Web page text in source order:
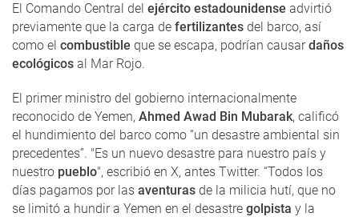
El Comando Central del ejército estadounidense advirtió
previamente que la carga de fertilizantes del barco, así
como el combustible que se escapa, podrían causardaños
ecológicos al Mar Rojo.
El primer ministro del gobierno internacionalmente
reconocido de Yemen, Ahmed Awad Bin Mubarak, calificó
el hundimiento del barco como “un desastre ambiental sin
precedentes”. "Es un nuevo desastre para nuestro país y
nuestro pueblo", escribió en X, antes Twitter. “Todos los
días pagamos por las aventuras de la milicia hutí, que no
se limitó a hundir a Yemen en el desastre golpista y la